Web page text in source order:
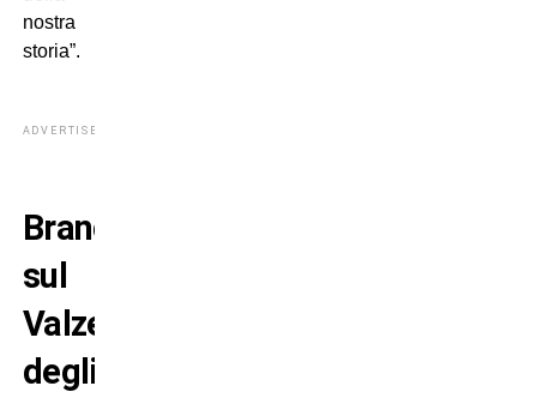
nostra
storia”.
ADVERTISEMENT
Branchini
sul
Valzer
degli